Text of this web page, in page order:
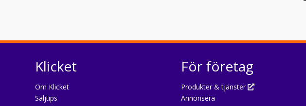
Klicket
Om Klicket
Säljtips
För företag
Produkter & tjänster
Annonsera